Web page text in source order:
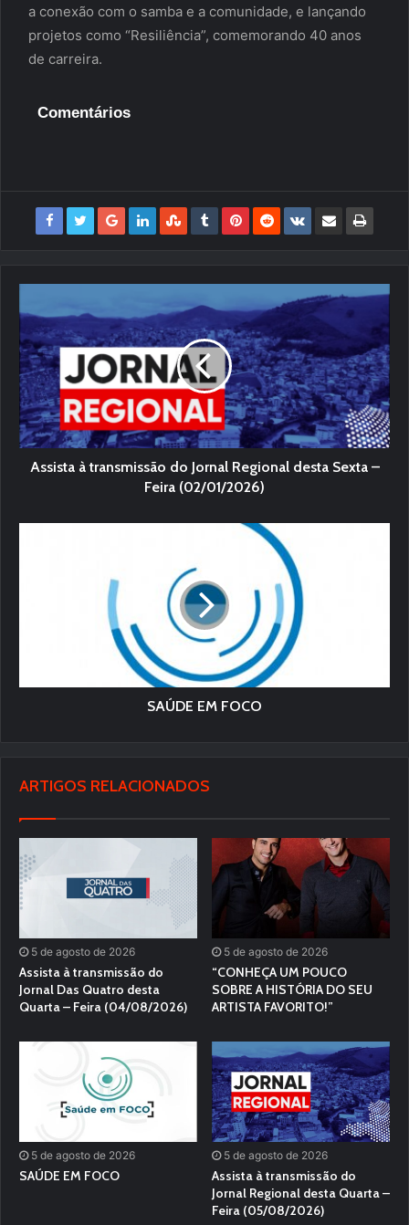
a conexão com o samba e a comunidade, e lançando
projetos como “Resiliência”, comemorando 40 anos
de carreira.
Comentários
Assista à transmissão do Jornal Regional desta Sexta –
Feira (02/01/2026)
SAÚDE EM FOCO
ARTIGOS RELACIONADOS
5 de agosto de 2026
Assista à transmissão do
Jornal Das Quatro desta
Quarta – Feira (04/08/2026)
5 de agosto de 2026
“CONHEÇA UM POUCO
SOBRE A HISTÓRIA DO SEU
ARTISTA FAVORITO!”
5 de agosto de 2026
SAÚDE EM FOCO
5 de agosto de 2026
Assista à transmissão do
Jornal Regional desta Quarta –
Feira (05/08/2026)